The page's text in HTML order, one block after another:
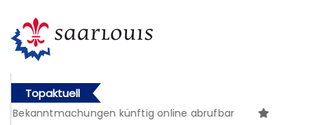
Topaktuell
künftig online abrufbar